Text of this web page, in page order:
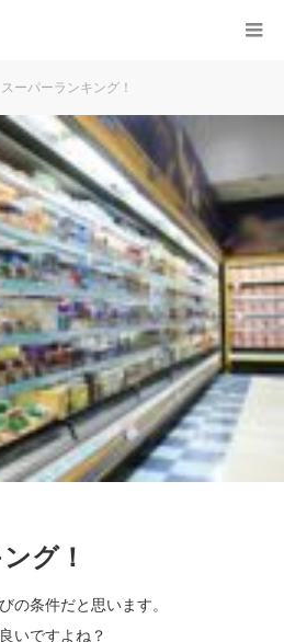
スーパーランキング！
グ！
の条件だと思います。
いですよね？